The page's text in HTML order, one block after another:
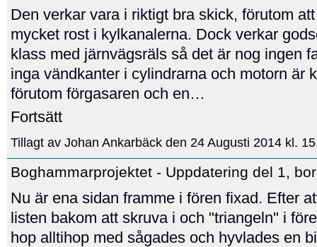
Den verkar vara i riktigt bra skick, förutom
mycket rost i kylkanalerna. Dock verkar
klass med järnvägsräls så det är nog ingen
inga vändkanter i cylindrarna och motorn är
förutom förgasaren och en…
Fortsätt
Tillagt av Johan Ankarbäck den 24 Augusti 2014 kl.
Boghammarprojektet - Uppdatering del 1,
Nu är ena sidan framme i fören fixad. Efter
listen bakom att skruva i och "triangeln" i
hop alltihop med sågades och hyvlades en